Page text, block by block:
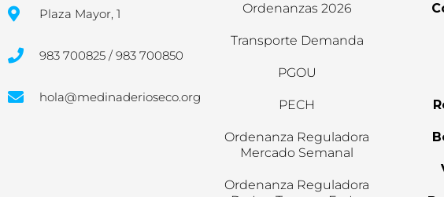
Plaza Mayor, 1
983 700825 / 983 700850
hola@medinaderioseco.org
Ordenanzas 2026
Transporte Demanda
PGOU
PECH
Ordenanza Reguladora
Mercado Semanal
Ordenanza Reguladora